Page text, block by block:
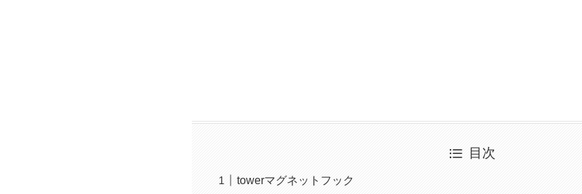
目次
towerマグネットフック